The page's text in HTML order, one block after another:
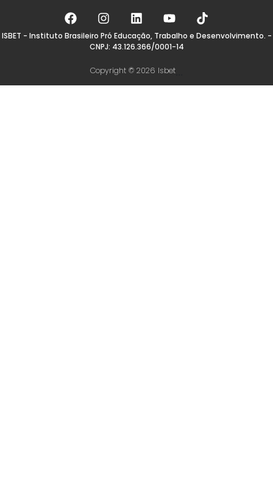
ISBET - Instituto Brasileiro Pró Educação, Trabalho e Desenvolvimento. -
CNPJ: 43.126.366/0001-14
Copyright © 2026 Isbet